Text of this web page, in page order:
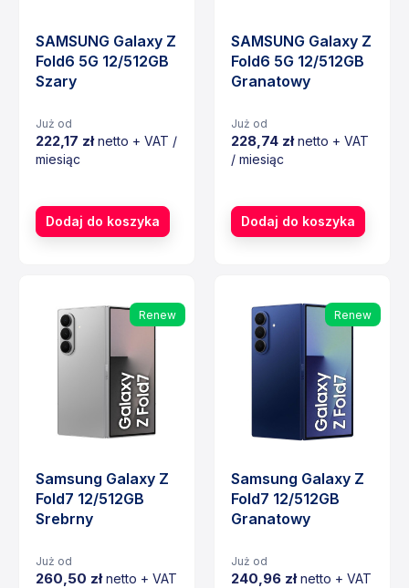
SAMSUNG Galaxy Z
Fold6 5G 12/512GB
Szary
Już od
222,17 złnetto + VAT /
miesiąc
Dodaj do koszyka
SAMSUNG Galaxy Z
Fold6 5G 12/512GB
Granatowy
Już od
228,74 złnetto + VAT
/ miesiąc
Dodaj do koszyka
Renew
Samsung Galaxy Z
Fold7 12/512GB
Srebrny
Już od
260,50 złnetto + VAT
Renew
Samsung Galaxy Z
Fold7 12/512GB
Granatowy
Już od
240,96 złnetto + VAT